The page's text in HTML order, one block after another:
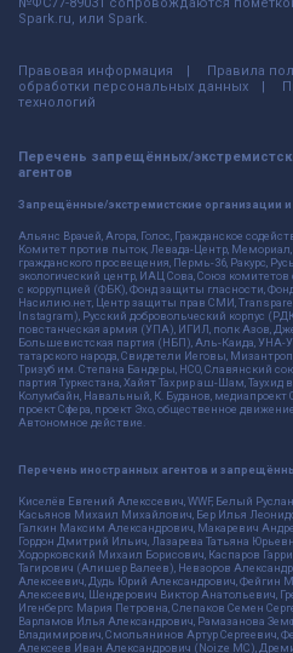
Spark.ru, или Spark.
Правовая информация Правила
обработки персональных данных
технологий
Перечень запрещённых/
агентов
Запрещённые/экстремистские организации
Альянс Врачей, Агора, Голос, Гражданское
Комитет против пыток, Левада-Центр,
гражданского просвещения, Пермь-36, Ракурс,
экологический центр, ИАЦ Сова, Союз
с коррупцией (ФБК), Фонд защиты гласности,
Насилию.нет, Центр защиты прав СМИ,
Instagram), Русский добровольческий корпус
повстанческая армия (УПА), ИГИЛ, полк Азов,
Большевистская партия (НБП), Аль-Каида, УНА-
татарского народа, Свидетели Иеговы,
Тризуб им. Степана Бандеры, НСО, Славянский
партия Туркестана, Хайят Тахрир аш-Шам,
Колумбайн, Навальный, К. Буданов,
проект Сфера, проект Эхо, общественное
Автономное действие.
Перечень иностранных агентов и
Киселёв Евгений Алекссевич, WWF, Белый
Касьянов Михаил Михайлович, Бер Илья
Галкин Максим Александрович, Макаревич
Гордон Дмитрий Ильич, Лазарева Татьяна
Ходорковский Михаил Борисович, Каспаров
Тагирович (Алишер Валеев), Невзоров
Алексеевич, Дудь Юрий Александрович, Фейгин
Алексеевич, Шендерович Виктор Анатольевич,
Игенбергс Мария Петровна, Слепаков Семен
Варламов Илья Александрович, Рамазанова
Владимирович, Смольянинов Артур Сергеевич,
Алексеев Иван Александрович (Noize MC),